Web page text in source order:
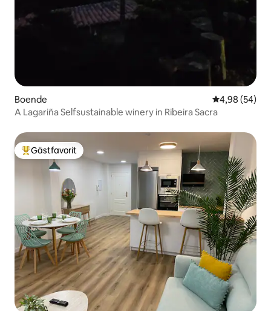
Boende 4,98 av 5 i
4,98 (54)
A Lagariña Selfsustainable winery in Ribeira Sacra
Populär gästfavorit
Gästfavorit